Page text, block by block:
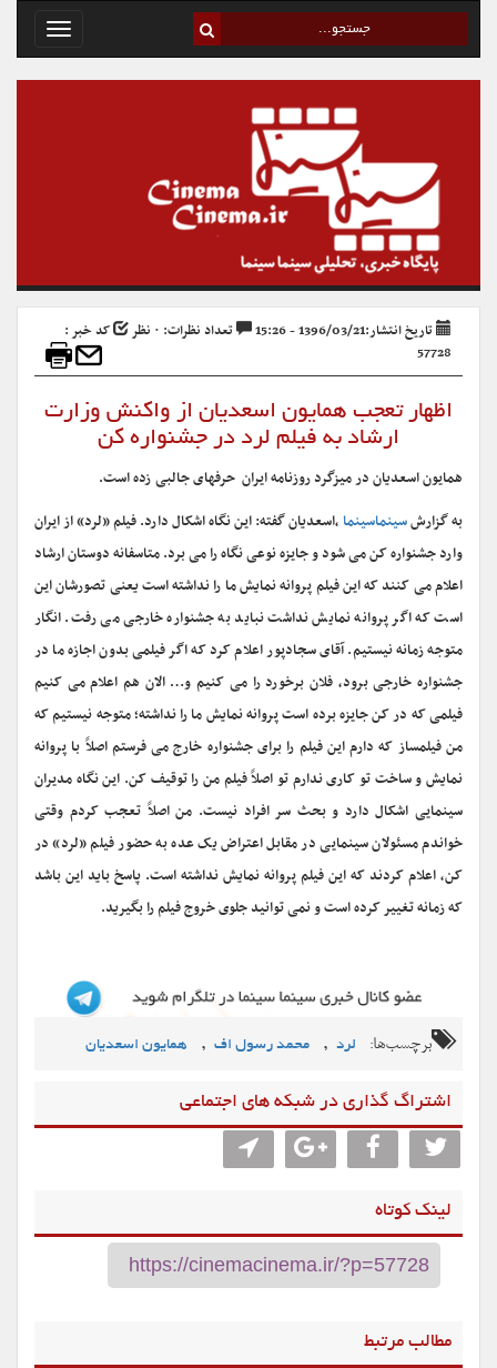
Toggle
تاریخ انتشار:1396/03/21 - 15:26 تعداد نظرات: ۰ نظر
کد خبر :
57728
اظهار تعجب همایون اسعدیان از واکنش وزارت
ارشاد به فیلم لرد در جشنواره کن
همایون اسعدیان در میزگرد روزنامه ایران حرفهای جالبی زده است.
به گزارشسینماسینما،اسعدیان گفته: این نگاه اشکال دارد. فیلم «لرد» از ایران
وارد جشنواره کن می شود و جایزه نوعی نگاه را می برد. متاسفانه دوستان ارشاد
اعلام می کنند که این فیلم پروانه نمایش ما را نداشته است یعنی تصورشان این
است که اگر پروانه نمایش نداشت نباید به جشنواره خارجی می رفت. انگار
متوجه زمانه نیستیم. آقای سجادپور اعلام کرد که اگر فیلمی بدون اجازه ما در
جشنواره خارجی برود، فلان برخورد را می کنیم و… الان هم اعلام می کنیم
فیلمی که در کن جایزه برده است پروانه نمایش ما را نداشته؛ متوجه نیستیم که
من فیلمساز که دارم این فیلم را برای جشنواره خارج می فرستم اصلاً با پروانه
نمایش و ساخت تو کاری ندارم تو اصلاً فیلم من را توقیف کن. این نگاه مدیران
سینمایی اشکال دارد و بحث سر افراد نیست. من اصلاً تعجب کردم وقتی
خواندم مسئولان سینمایی در مقابل اعتراض یک عده به حضور فیلم «لرد» در
کن، اعلام کردند که این فیلم پروانه نمایش نداشته است. پاسخ باید این باشد
که زمانه تغییر کرده است و نمی توانید جلوی خروج فیلم را بگیرید.
برچسب‌ها: لرد , محمد رسول اف , همایون اسعديان
اشتراگ گذاری در شبکه های اجتماعی
لینک کوتاه
مطالب مرتبط